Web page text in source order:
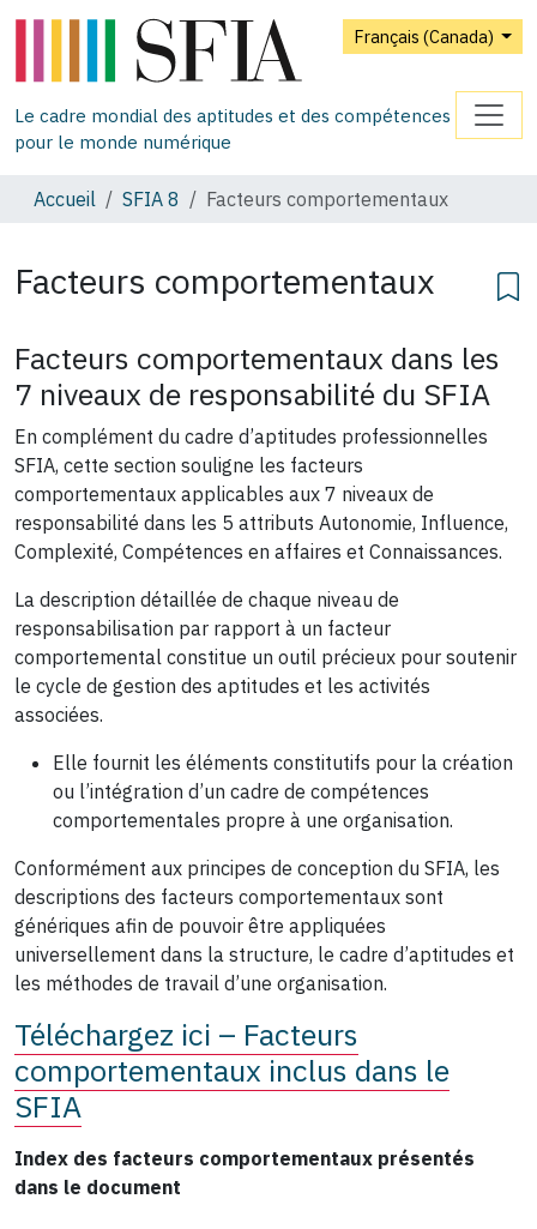
Français (Canada)
Le cadre mondial des aptitudes et des compétences
pour le monde numérique
Accueil SFIA 8 Facteurs comportementaux
Facteurs comportementaux
Facteurs comportementaux dans les
7 niveaux de responsabilité du SFIA
En complément du cadre d’aptitudes professionnelles
SFIA, cette section souligne les facteurs
comportementaux applicables aux 7 niveaux de
responsabilité dans les 5 attributs Autonomie, Influence,
Complexité, Compétences en affaires et Connaissances.
La description détaillée de chaque niveau de
responsabilisation par rapport à un facteur
comportemental constitue un outil précieux pour soutenir
le cycle de gestion des aptitudes et les activités
associées.
Elle fournit les éléments constitutifs pour la création
ou l’intégration d’un cadre de compétences
comportementales propre à une organisation.
Conformément aux principes de conception du SFIA, les
descriptions des facteurs comportementaux sont
génériques afin de pouvoir être appliquées
universellement dans la structure, le cadre d’aptitudes et
les méthodes de travail d’une organisation.
Téléchargez ici – Facteurs
comportementaux inclus dans le
SFIA
Index des facteurs comportementaux présentés
dans le document